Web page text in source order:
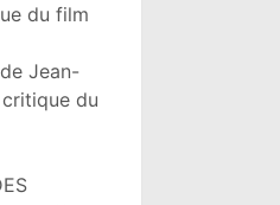
du film
Jean-
du